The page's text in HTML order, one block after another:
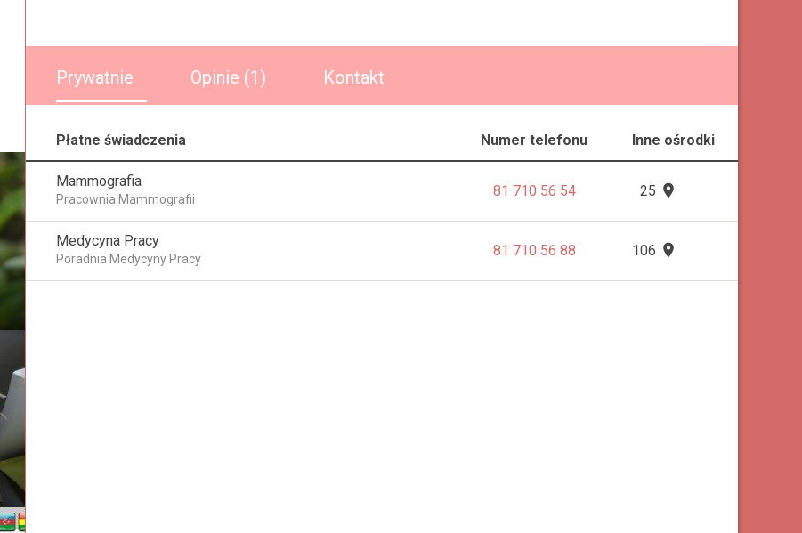
Prywatnie Opinie (1) Kontakt
Płatne świadczenia Numer telefonu Inne ośrodki
Mammografia
Pracownia Mammografii 81 710 56 54 25 
Medycyna Pracy
Poradnia Medycyny Pracy 81 710 56 88 106 